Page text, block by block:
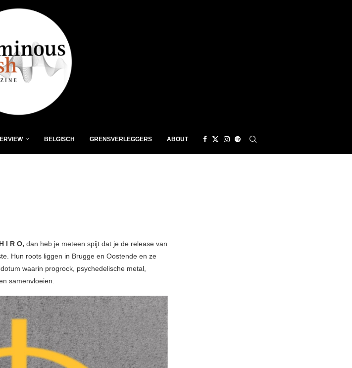
BELGISCH GRENSVERLEGGERS ABOUT
H I R O, dan heb je meteen spijt dat je de release van
Hun roots liggen in Brugge en Oostende en ze
waarin progrock, psychedelische metal,
samenvloeien.